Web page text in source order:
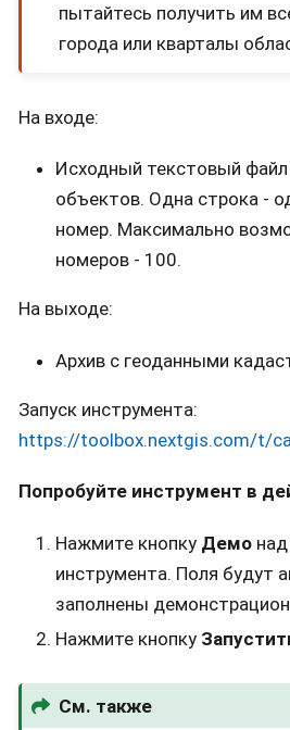
пытайтесь получить им
города или кварталы
На входе:
Исходный текстовый
объектов. Одна строка -
номер. Максимально
номеров - 100.
На выходе:
Архив с геоданными
Запуск инструмента:
https://toolbox.nextgis.com/t/
Попробуйте инструмент в
Нажмите кнопку Демо
инструмента. Поля будут
заполнены
Нажмите кнопку
См. также